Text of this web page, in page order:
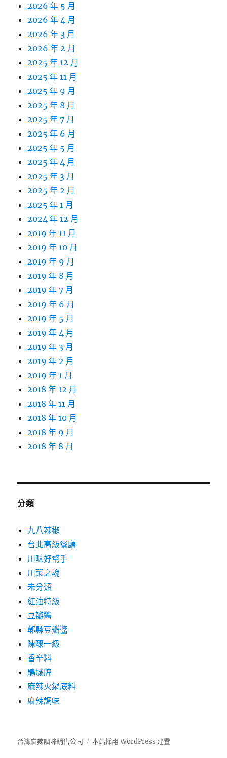
2026 年 5 月
2026 年 4 月
2026 年 3 月
2026 年 2 月
2025 年 12 月
2025 年 11 月
2025 年 9 月
2025 年 8 月
2025 年 7 月
2025 年 6 月
2025 年 5 月
2025 年 4 月
2025 年 3 月
2025 年 2 月
2025 年 1 月
2024 年 12 月
2019 年 11 月
2019 年 10 月
2019 年 9 月
2019 年 8 月
2019 年 7 月
2019 年 6 月
2019 年 5 月
2019 年 4 月
2019 年 3 月
2019 年 2 月
2019 年 1 月
2018 年 12 月
2018 年 11 月
2018 年 10 月
2018 年 9 月
2018 年 8 月
分類
九八辣椒
台北高級餐廳
川味好幫手
川菜之魂
未分類
紅油特級
豆瓣醬
郫縣豆瓣醬
陳釀一級
香辛料
鵑城牌
麻辣火鍋底料
麻辣調味
台灣麻辣調味銷售公司 本站採用 WordPress 建置